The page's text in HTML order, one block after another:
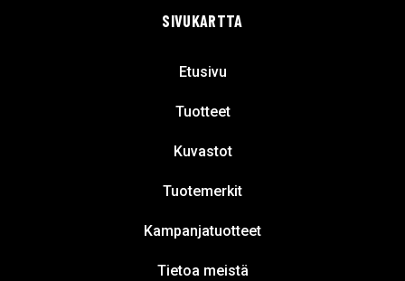
SIVUKARTTA
Etusivu
Tuotteet
Kuvastot
Tuotemerkit
Kampanjatuotteet
Tietoa meistä